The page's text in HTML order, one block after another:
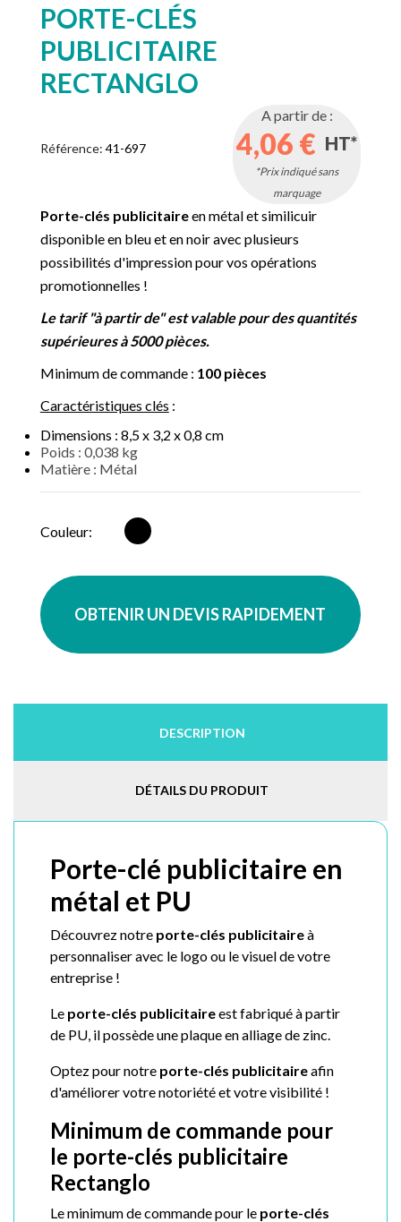
PORTE-CLÉS
PUBLICITAIRE
RECTANGLO
Référence: 41-697
A partir de :
4,06 € HT*
*Prix indiqué sans
marquage
Porte-clés publicitaireen métal et similicuir
disponible en bleu et en noir avec plusieurs
possibilités d'impression pour vos opérations
promotionnelles !
Le tarif "à partir de" est valable pour des quantités
supérieures à 5000 pièces.
Minimum de commande : 100 pièces
Caractéristiques clés :
Dimensions : 8,5 x 3,2 x 0,8 cm
Poids : 0,038 kg
Matière : Métal
Couleur: Noir
OBTENIR UN DEVIS RAPIDEMENT
DESCRIPTION
DÉTAILS DU PRODUIT
Porte-clé publicitaire en
métal et PU
Découvrez notre porte-clés publicitaireà
personnaliser avec le logo ou le visuel de votre
entreprise !
Le porte-clés publicitaireest fabriqué à partir
de PU, il possède uneplaque en alliage de zinc.
Optez pour notre porte-clés publicitaireafin
d'améliorer votre notoriété et votre visibilité !
Minimum de commande pour
le porte-clés publicitaire
Rectanglo
Le minimum de commande pour le porte-clés